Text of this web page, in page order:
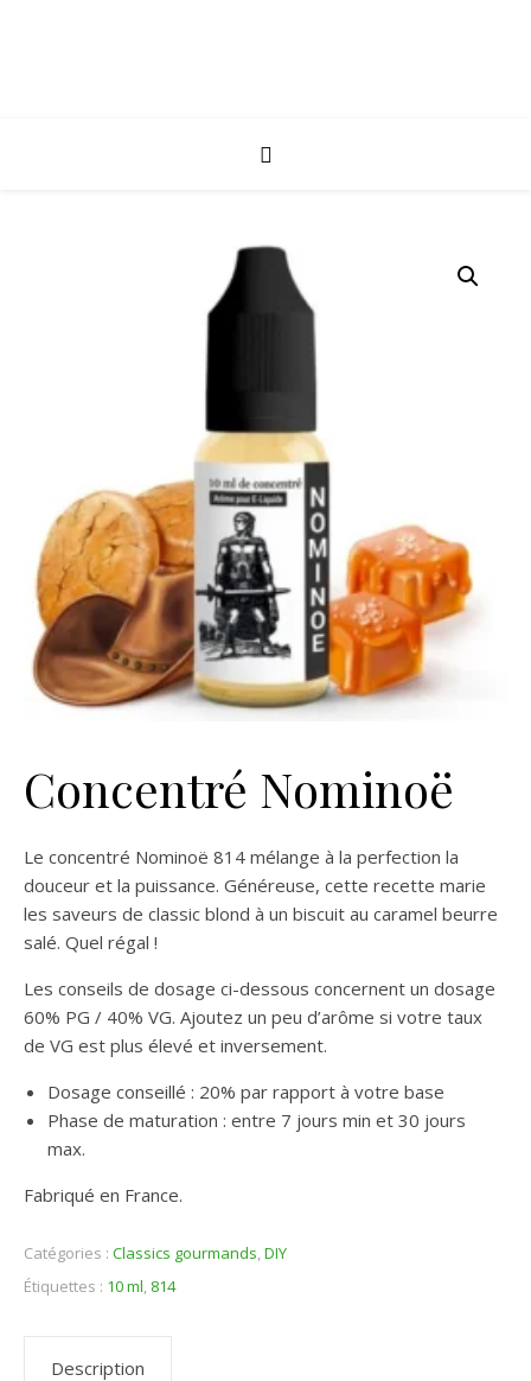
Concentré Nominoë
Le concentré Nominoë 814 mélange à la perfection la
douceur et la puissance. Généreuse, cette recette marie
les saveurs de classic blond à un biscuit au caramel beurre
salé. Quel régal !
Les conseils de dosage ci-dessous concernent un dosage
60% PG / 40% VG. Ajoutez un peu d’arôme si votre taux
de VG est plus élevé et inversement.
Dosage conseillé : 20% par rapport à votre base
Phase de maturation : entre 7 jours min et 30 jours
max.
Fabriqué en France.
Catégories : Classics gourmands,DIY
Étiquettes : 10 ml, 814
Description